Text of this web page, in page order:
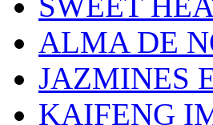
ALMA DE
JAZMINES
KAIFENG